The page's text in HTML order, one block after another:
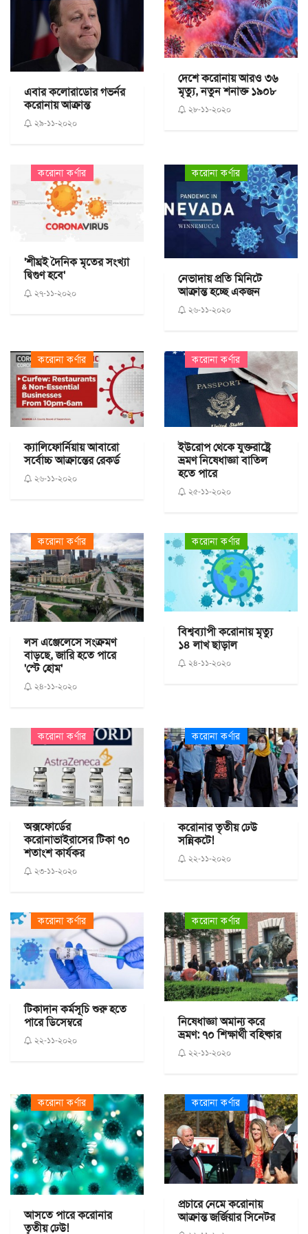
এবার কলোরাডোর গভর্নর
করোনায় আক্রান্ত
২৯-১১-২০২০
দেশে করোনায় আরও ৩৬
মৃত্যু, নতুন শনাক্ত ১৯০৮
২৮-১১-২০২০
করোনা কর্ণার
'শীঘ্রই দৈনিক মৃতের সংখ্যা
দ্বিগুণ হবে'
২৭-১১-২০২০
করোনা কর্ণার
নেভাদায় প্রতি মিনিটে
আক্রান্ত হচ্ছে একজন
২৬-১১-২০২০
করোনা কর্ণার
ক্যালিফোর্নিয়ায় আবারো
সর্বোচ্চ আক্রান্তের রেকর্ড
২৬-১১-২০২০
করোনা কর্ণার
ইউরোপ থেকে যুক্তরাষ্ট্রে
ভ্রমণ নিষেধাজ্ঞা বাতিল
হতে পারে
২৫-১১-২০২০
করোনা কর্ণার
লস এঞ্জেলেসে সংক্রমণ
বাড়ছে, জারি হতে পারে
'স্টে হোম'
২৪-১১-২০২০
করোনা কর্ণার
বিশ্বব্যাপী করোনায় মৃত্যু
১৪ লাখ ছাড়াল
২৪-১১-২০২০
করোনা কর্ণার
অক্সফোর্ডের
করোনাভাইরাসের টিকা ৭০
শতাংশ কার্যকর
২৩-১১-২০২০
করোনা কর্ণার
করোনার তৃতীয় ঢেউ
সন্নিকটে!
২২-১১-২০২০
করোনা কর্ণার
টিকাদান কর্মসূচি শুরু হতে
পারে ডিসেম্বরে
২২-১১-২০২০
করোনা কর্ণার
নিষেধাজ্ঞা অমান্য করে
ভ্রমণ: ৭০ শিক্ষার্থী বহিষ্কার
২২-১১-২০২০
করোনা কর্ণার
আসতে পারে করোনার
তৃতীয় ঢেউ!
করোনা কর্ণার
প্রচারে নেমে করোনায়
আক্রান্ত জর্জিয়ার সিনেটর